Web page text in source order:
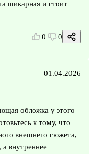
шикарная и стоит
0 0
01.04.2026
обложка у этого
к тому, что
внешнего сюжета,
а внутреннее